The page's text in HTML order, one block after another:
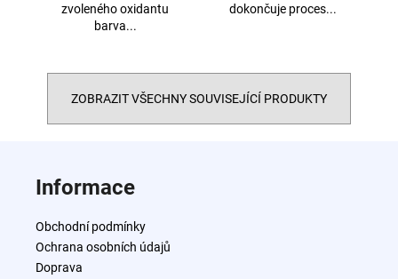
zvoleného oxidantu
barva...
dokončuje proces...
ZOBRAZIT VŠECHNY SOUVISEJÍCÍ PRODUKTY
Informace
Obchodní podmínky
Ochrana osobních údajů
Doprava